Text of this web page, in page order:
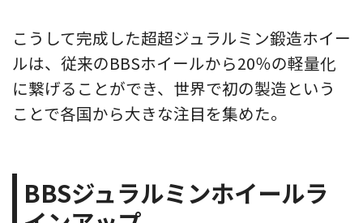
こうして完成した超超ジュラルミン鍛造ホイー
ルは、従来のBBSホイールから20％の軽量化
に繋げることができ、世界で初の製造という
ことで各国から大きな注目を集めた。
BBSジュラルミンホイールラ